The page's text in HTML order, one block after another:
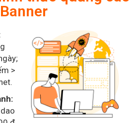
thức quảng cáo
Banner
>